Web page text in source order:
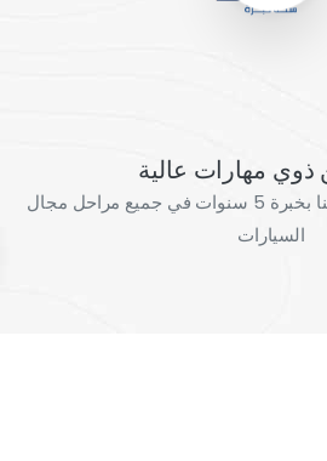
ذوي مهارات عالية
يتمتع قسم المهندسين لدينا بخبرة 5 سنوات في جميع مراحل مجال
السيارات